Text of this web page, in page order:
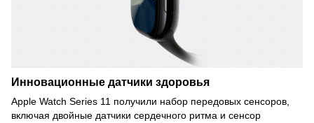
Инновационные датчики здоровья
Apple Watch Series 11 получили набор передовых сенсоров,
включая двойные датчики сердечного ритма и сенсор